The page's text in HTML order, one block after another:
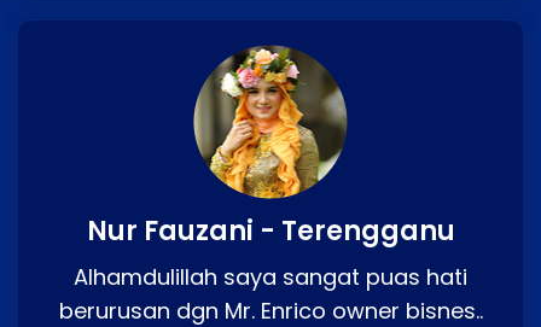
Nur Fauzani - Terengganu
Alhamdulillah saya sangat puas hati
berurusan dgn Mr. Enrico owner bisnes..